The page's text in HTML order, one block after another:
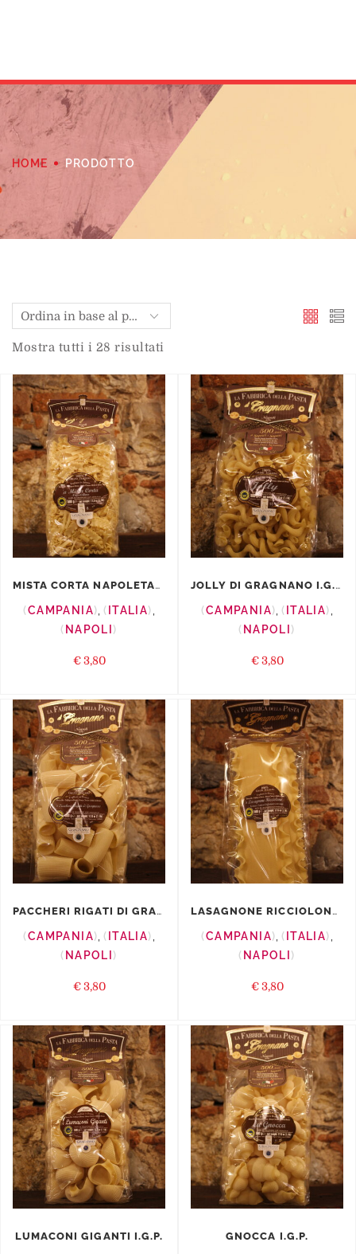
HOME PRODOTTO
Mostra tutti i 28 risultati
MISTA CORTA NAPOLETANA I.G.P.
CAMPANIA , ITALIA ,
NAPOLI
€ 3,80
JOLLY DI GRAGNANO I.G.P.
CAMPANIA , ITALIA ,
NAPOLI
€ 3,80
PACCHERI RIGATI DI GRAGNANO I.G.P.
CAMPANIA
ITALIA
NAPOLI
€ 3,80
LASAGNONE RICCIOLONE I.G.P.
CAMPANIA
ITALIA
NAPOLI
€ 3,80
LUMACONI GIGANTI I.G.P. GNOCCA I.G.P.